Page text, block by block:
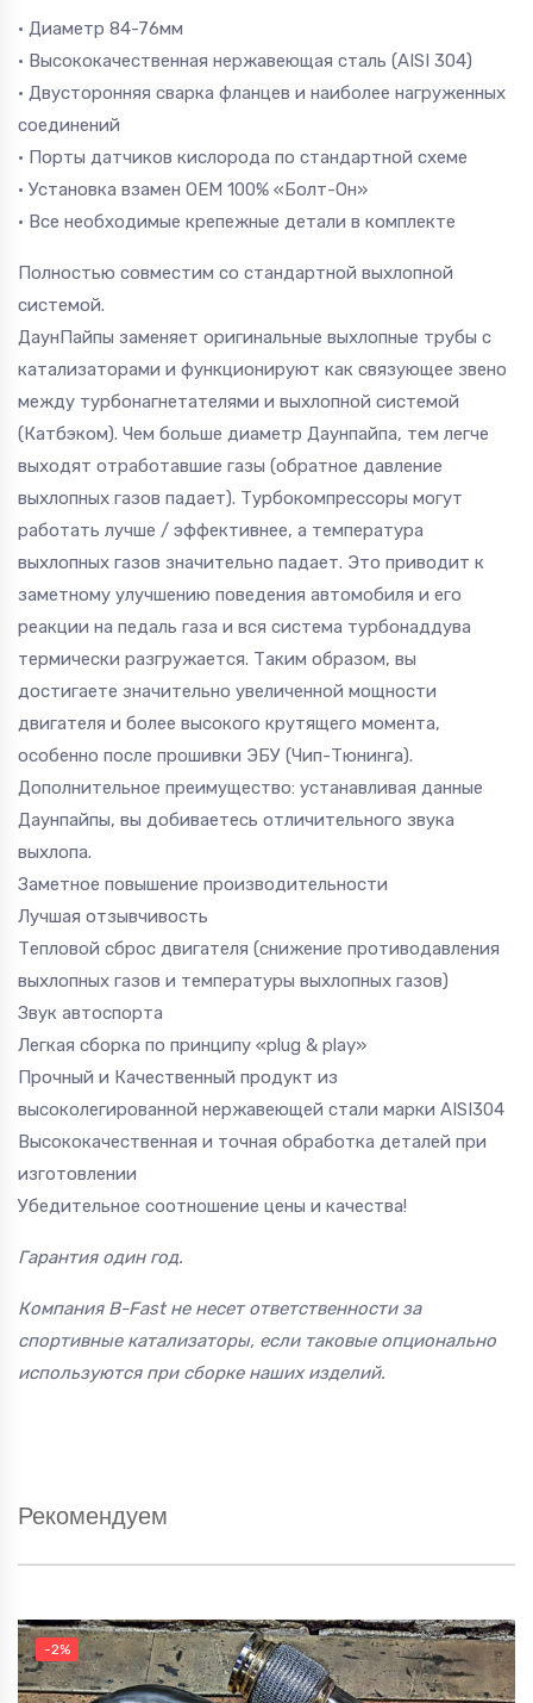
• Диаметр 84-76мм
• Высококачественная нержавеющая сталь (AISI 304)
• Двусторонняя сварка фланцев и наиболее нагруженных
соединений
• Порты датчиков кислорода по стандартной схеме
• Установка взамен OEM 100% «Болт-Он»
• Все необходимые крепежные детали в комплекте
Полностью совместим со стандартной выхлопной
системой.
ДаунПайпы заменяет оригинальные выхлопные трубы с
катализаторами и функционируют как связующее звено
между турбонагнетателями и выхлопной системой
(Катбэком). Чем больше диаметр Даунпайпа, тем легче
выходят отработавшие газы (обратное давление
выхлопных газов падает). Турбокомпрессоры могут
работать лучше / эффективнее, а температура
выхлопных газов значительно падает. Это приводит к
заметному улучшению поведения автомобиля и его
реакции на педаль газа и вся система турбонаддува
термически разгружается. Таким образом, вы
достигаете значительно увеличенной мощности
двигателя и более высокого крутящего момента,
особенно после прошивки ЭБУ (Чип-Тюнинга).
Дополнительное преимущество: устанавливая данные
Даунпайпы, вы добиваетесь отличительного звука
выхлопа.
Заметное повышение производительности
Лучшая отзывчивость
Тепловой сброс двигателя (снижение противодавления
выхлопных газов и температуры выхлопных газов)
Звук автоспорта
Легкая сборка по принципу «plug & play»
Прочный и Качественный продукт из
высоколегированной нержавеющей стали марки AISI304
Высококачественная и точная обработка деталей при
изготовлении
Убедительное соотношение цены и качества!
Гарантия один год.
Компания B-Fast не несет ответственности за
спортивные катализаторы, если таковые опционально
используются при сборке наших изделий.
Рекомендуем
-2%